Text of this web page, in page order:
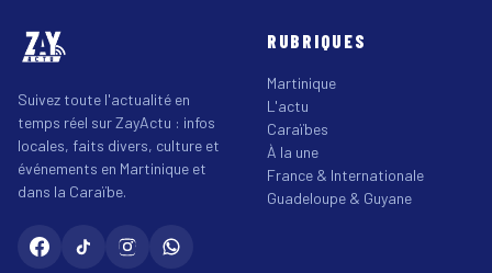
Suivez toute l'actualité en
temps réel sur ZayActu : infos
locales, faits divers, culture et
événements en Martinique et
dans la Caraïbe.
RUBRIQUES
Martinique
L'actu
Caraïbes
À la une
France & Internationale
Guadeloupe & Guyane